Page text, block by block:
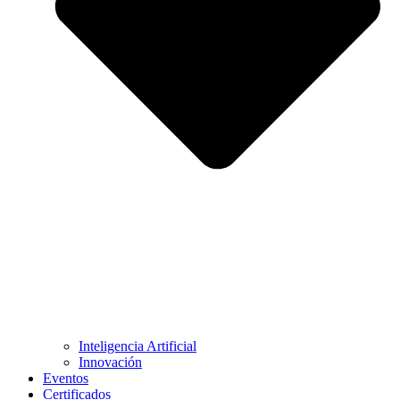
Inteligencia Artificial
Innovación
Eventos
Certificados